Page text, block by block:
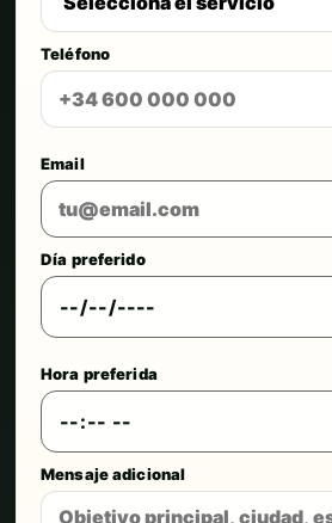
Teléfono
Email
Día preferido
Hora preferida
Mensaje adicional